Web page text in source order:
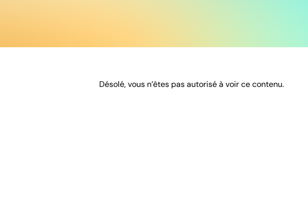
Désolé, vous n’êtes pas autorisé à voir ce contenu.